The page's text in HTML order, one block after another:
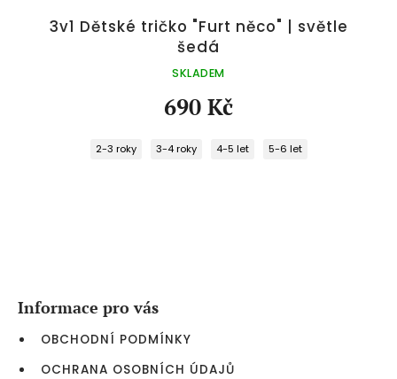
3v1 Dětské tričko "Furt něco" | světle
šedá
SKLADEM
690 Kč
2-3 roky 3-4 roky 4-5 let 5-6 let
Informace pro vás
OBCHODNÍ PODMÍNKY
OCHRANA OSOBNÍCH ÚDAJŮ